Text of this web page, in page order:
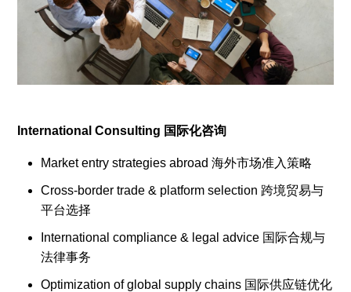
International Consulting 国际化咨询
Market entry strategies abroad 海外市场准入策略
Cross-border trade & platform selection 跨境贸易与
平台选择
International compliance & legal advice 国际合规与
法律事务
Optimization of global supply chains 国际供应链优化